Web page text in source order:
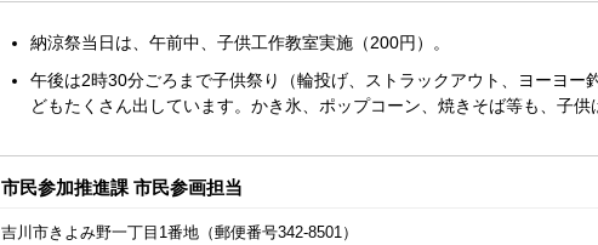
納涼祭当日は、午前中、子供工作教室実施（200円）。
午後は2時30分ごろまで子供祭り（輪投げ、ストラックアウト、ヨーヨー
どもたくさん出しています。かき氷、ポップコーン、焼きそば等も、子供
市民参加推進課 市民参画担当
吉川市きよみ野一丁目1番地（郵便番号342-8501）